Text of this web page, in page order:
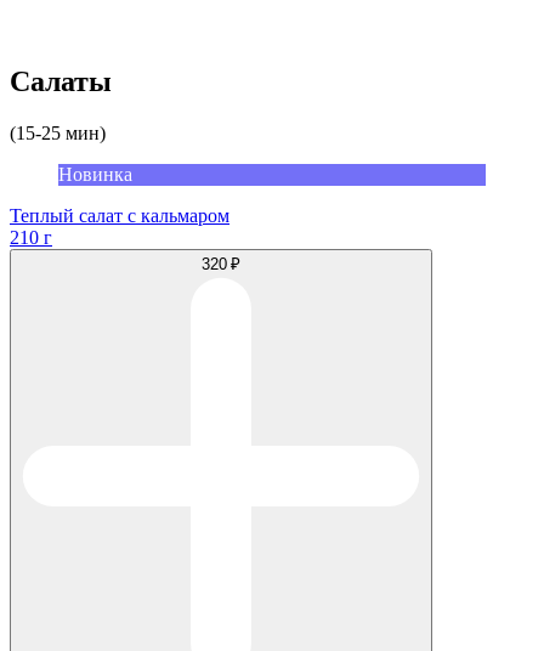
Салаты
(15-25 мин)
Новинка
Теплый салат с кальмаром
210 г
320 ₽